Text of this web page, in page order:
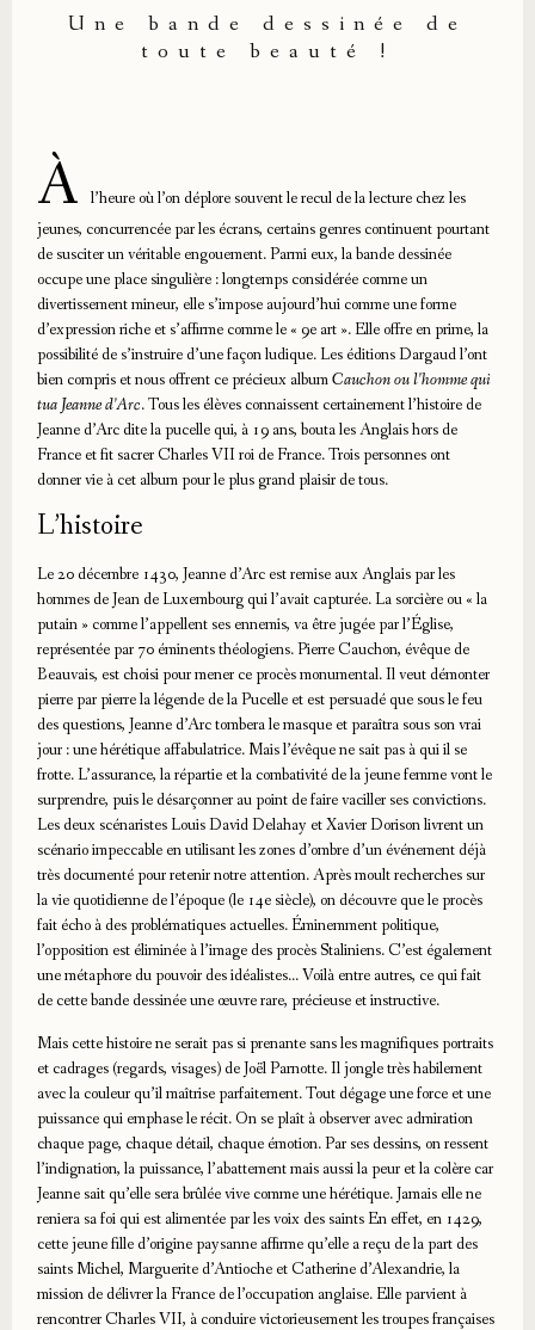
Une bande dessinée de
toute beauté !
À
l’heure où l’on déplore souvent le recul de la lecture chez les
jeunes, concurrencée par les écrans, certains genres continuent pourtant
de susciter un véritable engouement. Parmi eux, la bande dessinée
occupe une place singulière : longtemps considérée comme un
divertissement mineur, elle s’impose aujourd’hui comme une forme
d’expression riche et s’affirme comme le « 9e art ». Elle offre en prime, la
possibilité de s’instruire d’une façon ludique. Les éditions Dargaud l’ont
bien compris et nous offrent ce précieux albumCauchon ou l’homme qui
tua Jeanne d’Arc. Tous les élèves connaissent certainement l’histoire de
Jeanne d’Arc dite la pucelle qui, à 19 ans, bouta les Anglais hors de
France et fit sacrer Charles VII roi de France. Trois personnes ont
donner vie à cet album pour le plus grand plaisir de tous.
L’histoire
Le 20 décembre 1430, Jeanne d’Arc est remise aux Anglais par les
hommes de Jean de Luxembourg qui l’avait capturée. La sorcière ou « la
putain » comme l’appellent ses ennemis, va être jugée par l’Église,
représentée par 70 éminents théologiens. Pierre Cauchon, évêque de
Beauvais, est choisi pour mener ce procès monumental. Il veut démonter
pierre par pierre la légende de la Pucelle et est persuadé que sous le feu
des questions, Jeanne d’Arc tombera le masque et paraîtra sous son vrai
jour : une hérétique affabulatrice. Mais l’évêque ne sait pas à qui il se
frotte. L’assurance, la répartie et la combativité de la jeune femme vont le
surprendre, puis le désarçonner au point de faire vaciller ses convictions.
Les deux scénaristes Louis David Delahay et Xavier Dorison livrent un
scénario impeccable en utilisant les zones d’ombre d’un événement déjà
très documenté pour retenir notre attention. Après moult recherches sur
la vie quotidienne de l’époque (le 14e siècle), on découvre que le procès
fait écho à des problématiques actuelles. Éminemment politique,
l’opposition est éliminée à l’image des procès Staliniens. C’est également
une métaphore du pouvoir des idéalistes… Voilà entre autres, ce qui fait
de cette bande dessinée une œuvre rare, précieuse et instructive.
Mais cette histoire ne serait pas si prenante sans les magnifiques portraits
et cadrages (regards, visages) de Joël Parnotte. Il jongle très habilement
avec la couleur qu’il maîtrise parfaitement. Tout dégage une force et une
puissance qui emphase le récit. On se plaît à observer avec admiration
chaque page, chaque détail, chaque émotion. Par ses dessins, on ressent
l’indignation, la puissance, l’abattement mais aussi la peur et la colère car
Jeanne sait qu’elle sera brûlée vive comme une hérétique. Jamais elle ne
reniera sa foi qui est alimentée par les voix des saints En effet, en 1429,
cette jeune fille d’origine paysanne affirme qu’elle a reçu de la part des
saints Michel, Marguerite d’Antioche et Catherine d’Alexandrie, la
mission de délivrer la France de l’occupation anglaise. Elle parvient à
rencontrer Charles VII, à conduire victorieusement les troupes françaises